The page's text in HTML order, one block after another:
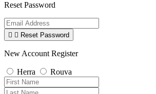
Reset Password
  Reset Password
New Account Register
Herra Rouva